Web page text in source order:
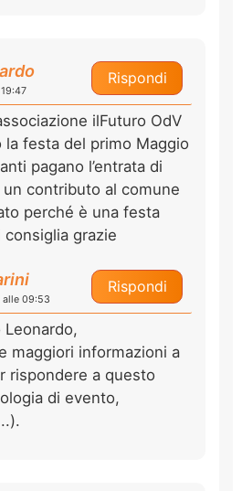
Rispondi
ilFuturo OdV
la festa del primo Maggio
pagano l’entrata di
contributo al comune
perché è una festa
grazie
Rispondi
09:53
Leonardo,
maggiori informazioni a
rispondere a questo
di evento,